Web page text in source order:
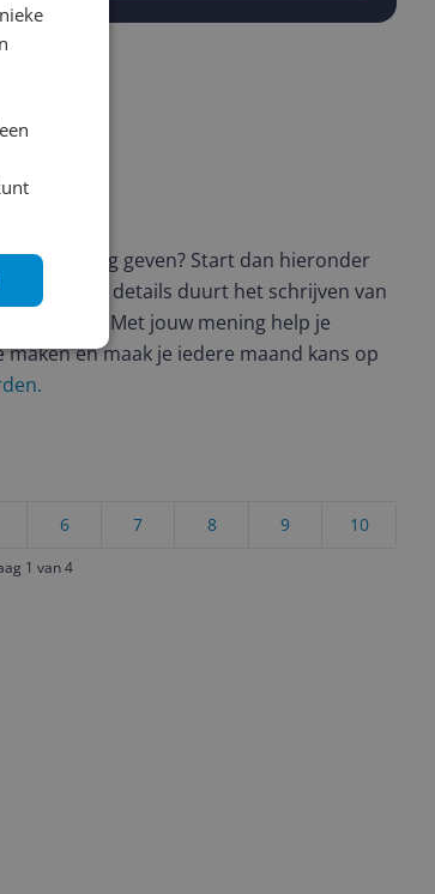
je mening geven? Start dan hieronder
van de details duurt het schrijven van
minuten. Met jouw mening help je
én maak je iedere maand kans op
10
9
8
7
6
1 van 4